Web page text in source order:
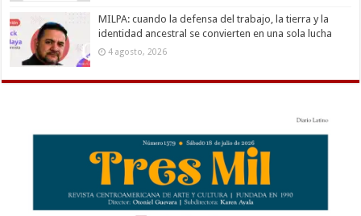
MILPA: cuando la defensa del trabajo, la tierra y la
identidad ancestral se convierten en una sola lucha
4 agosto, 2026